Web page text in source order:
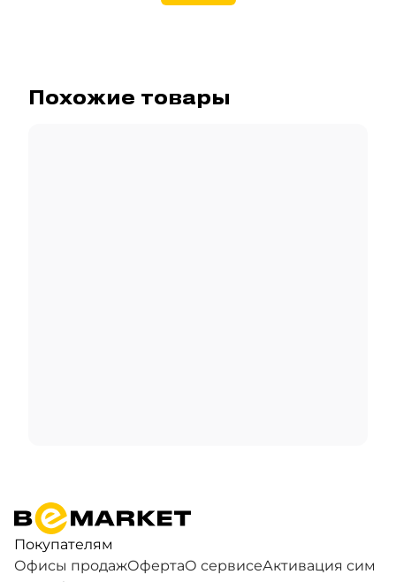
Похожие товары
Покупателям
Офисы продажОфертаО сервисеАктивация сим